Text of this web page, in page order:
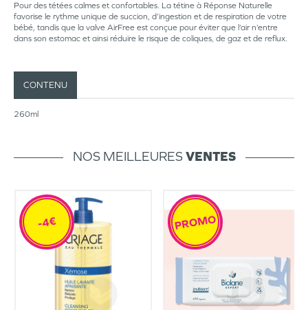
Pour des tétées calmes et confortables. La tétine à Réponse Naturelle
favorise le rythme unique de succion, d’ingestion et de respiration de votre
bébé, tandis que la valve AirFree est conçue pour éviter que l’air n’entre
dans son estomac et ainsi réduire le risque de coliques, de gaz et de reflux.
CONTENU
260ml
NOS MEILLEURESVENTES
-4€ PROMO